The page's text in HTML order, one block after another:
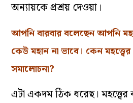
অন্যায়কে প্রশ্রয় দেওয়া।
আপনি বারবার বলেছেন আপনি
কেউ মহান না ভাবে। কেন
সমালোচনা?
এটা একদম ঠিক ধরেছ।